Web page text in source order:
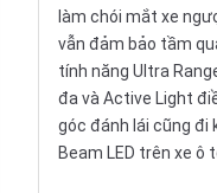
làm chói mắt xe
vẫn đảm bảo tầm
tính năng Ultra
đa và Active Light
góc đánh lái cũng đi
Beam LED trên xe ô